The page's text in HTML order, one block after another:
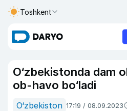
Toshkent
O‘zbekistonda dam
ob-havo bo‘ladi
O‘zbekiston 17:19 / 08.09.2023